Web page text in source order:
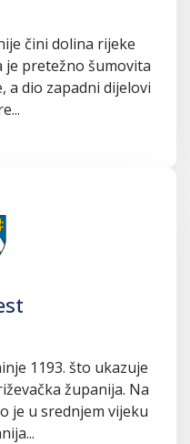
čini dolina rijeke
je pretežno šumovita
a dio zapadni dijelovi
1193. što ukazuje
županija. Na
je u srednjem vijeku